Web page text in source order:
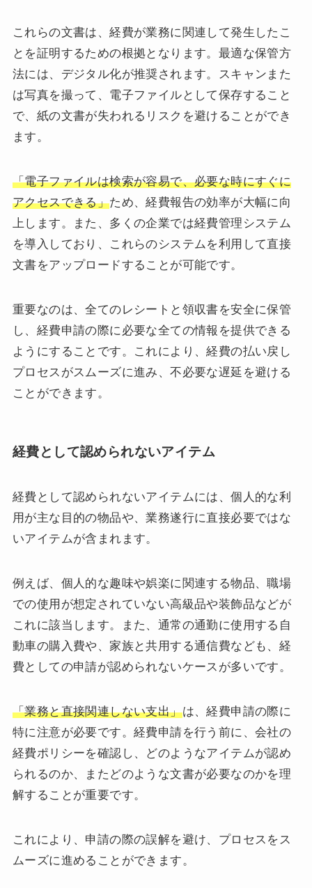
これらの文書は、経費が業務に関連して発生したこ
とを証明するための根拠となります。最適な保管方
法には、デジタル化が推奨されます。スキャンまた
は写真を撮って、電子ファイルとして保存すること
で、紙の文書が失われるリスクを避けることができ
ます。
「電子ファイルは検索が容易で、必要な時にすぐに
アクセスできる」ため、経費報告の効率が大幅に向
上します。また、多くの企業では経費管理システム
を導入しており、これらのシステムを利用して直接
文書をアップロードすることが可能です。
重要なのは、全てのレシートと領収書を安全に保管
し、経費申請の際に必要な全ての情報を提供できる
ようにすることです。これにより、経費の払い戻し
プロセスがスムーズに進み、不必要な遅延を避ける
ことができます。
経費として認められないアイテム
経費として認められないアイテムには、個人的な利
用が主な目的の物品や、業務遂行に直接必要ではな
いアイテムが含まれます。
例えば、個人的な趣味や娯楽に関連する物品、職場
での使用が想定されていない高級品や装飾品などが
これに該当します。また、通常の通勤に使用する自
動車の購入費や、家族と共用する通信費なども、経
費としての申請が認められないケースが多いです。
「業務と直接関連しない支出」は、経費申請の際に
特に注意が必要です。経費申請を行う前に、会社の
経費ポリシーを確認し、どのようなアイテムが認め
られるのか、またどのような文書が必要なのかを理
解することが重要です。
これにより、申請の際の誤解を避け、プロセスをス
ムーズに進めることができます。